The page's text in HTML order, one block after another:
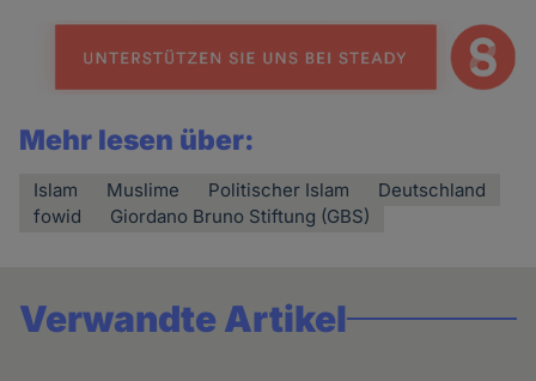
Mehr lesen über:
Islam Muslime Politischer Islam
Deutschland
fowid
Giordano Bruno Stiftung (GBS)
Verwandte Artikel